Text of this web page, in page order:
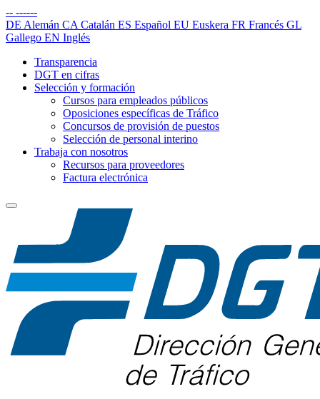
-- ------
DE Alemán CA Catalán ES Español EU Euskera FR Francés GL
Gallego EN Inglés
Transparencia
DGT en cifras
Selección y formación
Cursos para empleados públicos
Oposiciones específicas de Tráfico
Concursos de provisión de puestos
Selección de personal interino
Trabaja con nosotros
Recursos para proveedores
Factura electrónica